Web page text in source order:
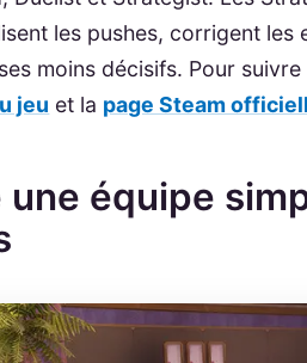
les pushes, corrigent
moins décisifs. Pour
jeu et la page Steam
équipe